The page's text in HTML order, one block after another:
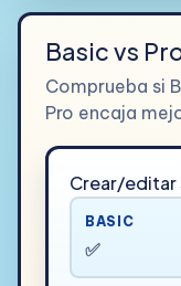
Basic vs
Comprueba si
Pro encaja
Crear/editar
BASIC
✅